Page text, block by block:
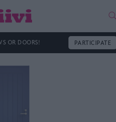
OR DOORS! PARTICIPATE